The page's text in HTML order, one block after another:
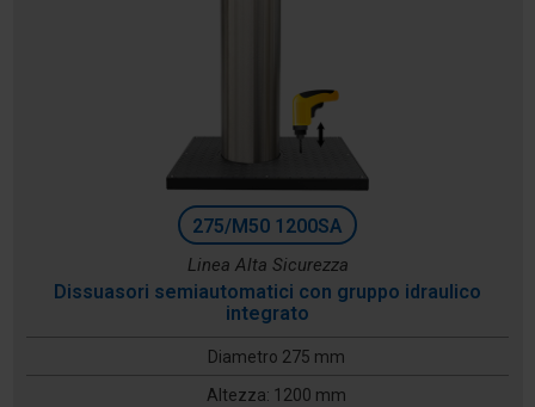
275/M50 1200SA
Linea Alta Sicurezza
Dissuasori semiautomatici con gruppo idraulico
integrato
Diametro 275 mm
Altezza: 1200 mm